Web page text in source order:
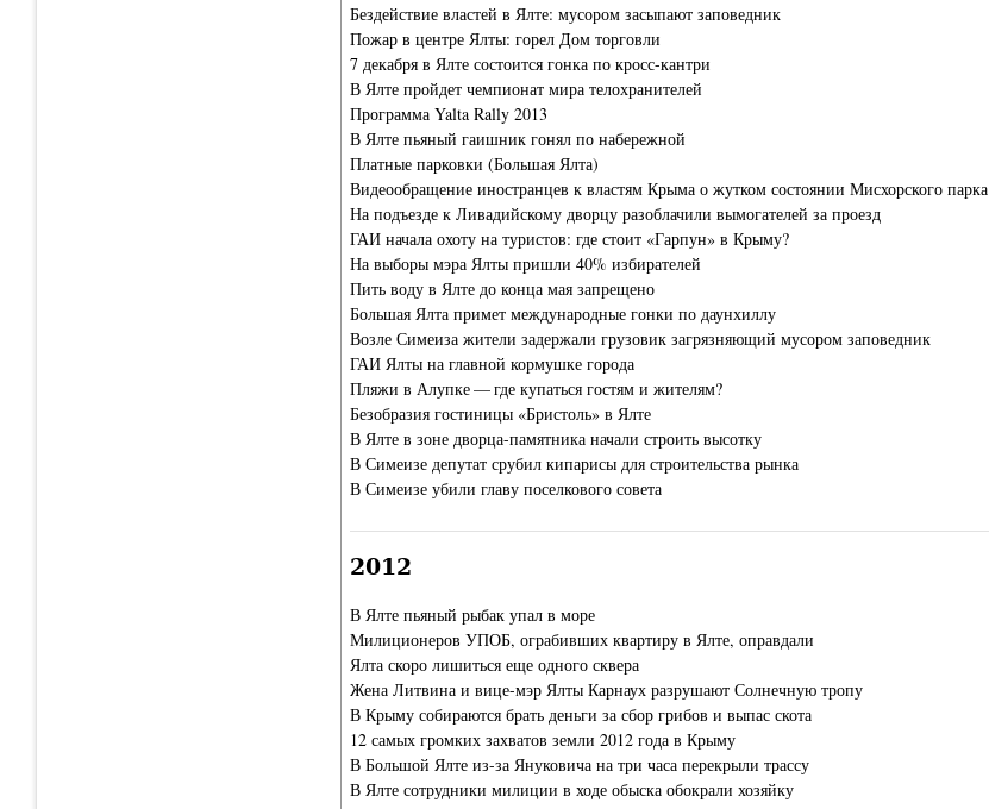
Бездействие властей в Ялте: мусором засыпают заповедник
Пожар в центре Ялты: горел Дом торговли
7 декабря в Ялте состоится гонка по кросс-кантри
В Ялте пройдет чемпионат мира телохранителей
Программа Yalta Rally 2013
В Ялте пьяный гаишник гонял по набережной
Платные парковки (Большая Ялта)
Видеообращение иностранцев к властям Крыма о жутком состоянии Мисхорского парка
На подъезде к Ливадийскому дворцу разоблачили вымогателей за проезд
ГАИ начала охоту на туристов: где стоит «Гарпун» в Крыму?
На выборы мэра Ялты пришли 40% избирателей
Пить воду в Ялте до конца мая запрещено
Большая Ялта примет международные гонки по даунхиллу
Возле Симеиза жители задержали грузовик загрязняющий мусором заповедник
ГАИ Ялты на главной кормушке города
Пляжи в Алупке — где купаться гостям и жителям?
Безобразия гостиницы «Бристоль» в Ялте
В Ялте в зоне дворца-памятника начали строить высотку
В Симеизе депутат срубил кипарисы для строительства рынка
В Симеизе убили главу поселкового совета
2012
В Ялте пьяный рыбак упал в море
Милиционеров УПОБ, ограбивших квартиру в Ялте, оправдали
Ялта скоро лишиться еще одного сквера
Жена Литвина и вице-мэр Ялты Карнаух разрушают Солнечную тропу
В Крыму собираются брать деньги за сбор грибов и выпас скота
12 самых громких захватов земли 2012 года в Крыму
В Большой Ялте из-за Януковича на три часа перекрыли трассу
В Ялте сотрудники милиции в ходе обыска обокрали хозяйку